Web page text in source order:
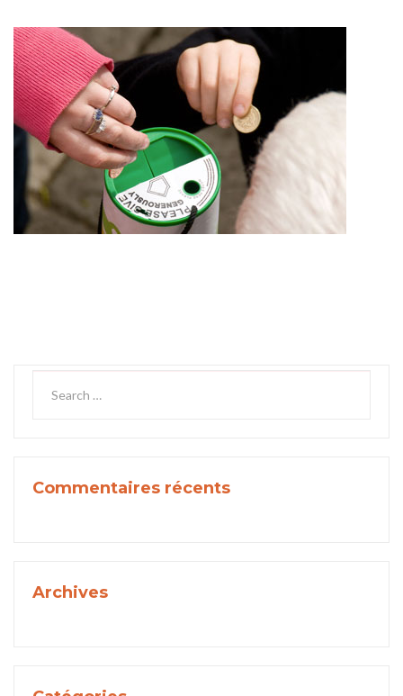
Commentaires récents
Archives